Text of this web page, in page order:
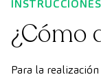
INSTRUCCIONES
¿Cómo
Para la